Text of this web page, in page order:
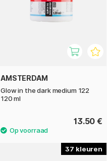
AMSTERDAM
Glow in the dark medium 122
120 ml
13.50 €
37